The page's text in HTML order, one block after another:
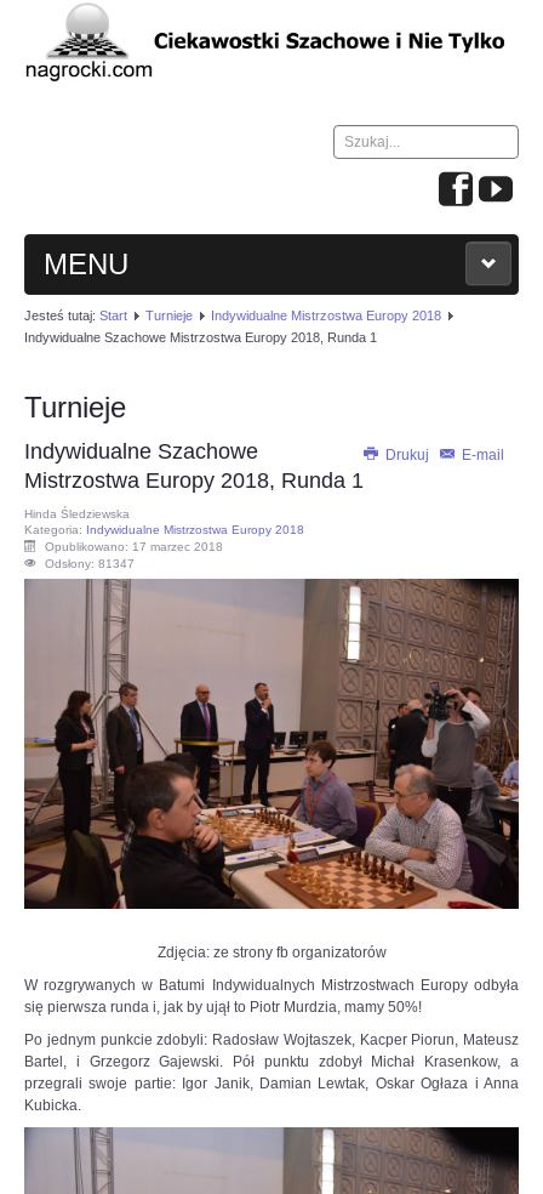
Szukaj...
MENU
HOME
WIADOMOŚCI
NAUKA GRY W SZACHY
TURNIEJE
OPINIE, KONTROWERSJE
POLITYKA
FILMIKI
Z ARCHIWUM
SZACHIŚCI
ZDJĘCIA
Jesteś tutaj: Start Turnieje
Indywidualne Mistrzostwa Europy 2018
Indywidualne Szachowe Mistrzostwa Europy 2018, Runda 1
Turnieje
Drukuj E-mail
Indywidualne Szachowe
Mistrzostwa Europy 2018, Runda 1
Hinda Śledziewska
Kategoria: Indywidualne Mistrzostwa Europy 2018
Opublikowano: 17 marzec 2018
Odsłony: 81347
Zdjęcia: ze strony fb organizatorów
W rozgrywanych w Batumi Indywidualnych Mistrzostwach Europy odbyła
się pierwsza runda i, jak by ujął to Piotr Murdzia, mamy 50%!
Po jednym punkcie zdobyli: Radosław Wojtaszek, Kacper Piorun, Mateusz
Bartel, i Grzegorz Gajewski. Pół punktu zdobył Michał Krasenkow, a
przegrali swoje partie: Igor Janik, Damian Lewtak, Oskar Ogłaza i Anna
Kubicka.